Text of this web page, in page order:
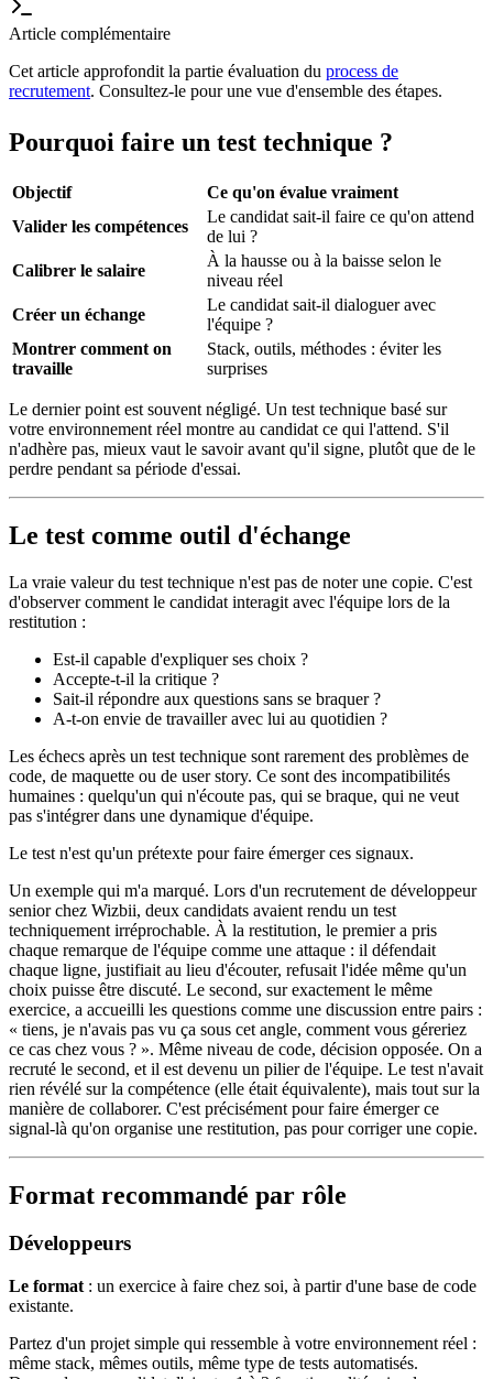
Article complémentaire
Cet article approfondit la partie évaluation du process de
recrutement. Consultez-le pour une vue d'ensemble des étapes.
Pourquoi faire un test technique ?
Objectif
Ce qu'on évalue vraiment
Valider les compétences
Le candidat sait-il faire ce qu'on attend
de lui ?
Calibrer le salaire
À la hausse ou à la baisse selon le
niveau réel
Créer un échange
Le candidat sait-il dialoguer avec
l'équipe ?
Montrer comment on
travaille
Stack, outils, méthodes : éviter les
surprises
Le dernier point est souvent négligé. Un test technique basé sur
votre environnement réel montre au candidat ce qui l'attend. S'il
n'adhère pas, mieux vaut le savoir avant qu'il signe, plutôt que de le
perdre pendant sa période d'essai.
Le test comme outil d'échange
La vraie valeur du test technique n'est pas de noter une copie. C'est
d'observer comment le candidat interagit avec l'équipe lors de la
restitution :
Est-il capable d'expliquer ses choix ?
Accepte-t-il la critique ?
Sait-il répondre aux questions sans se braquer ?
A-t-on envie de travailler avec lui au quotidien ?
Les échecs après un test technique sont rarement des problèmes de
code, de maquette ou de user story. Ce sont des incompatibilités
humaines : quelqu'un qui n'écoute pas, qui se braque, qui ne veut
pas s'intégrer dans une dynamique d'équipe.
Le test n'est qu'un prétexte pour faire émerger ces signaux.
Un exemple qui m'a marqué. Lors d'un recrutement de développeur
senior chez Wizbii, deux candidats avaient rendu un test
techniquement irréprochable. À la restitution, le premier a pris
chaque remarque de l'équipe comme une attaque : il défendait
chaque ligne, justifiait au lieu d'écouter, refusait l'idée même qu'un
choix puisse être discuté. Le second, sur exactement le même
exercice, a accueilli les questions comme une discussion entre pairs :
« tiens, je n'avais pas vu ça sous cet angle, comment vous géreriez
ce cas chez vous ? ». Même niveau de code, décision opposée. On a
recruté le second, et il est devenu un pilier de l'équipe. Le test n'avait
rien révélé sur la compétence (elle était équivalente), mais tout sur la
manière de collaborer. C'est précisément pour faire émerger ce
signal-là qu'on organise une restitution, pas pour corriger une copie.
Format recommandé par rôle
Développeurs
Le format : un exercice à faire chez soi, à partir d'une base de code
existante.
Partez d'un projet simple qui ressemble à votre environnement réel :
même stack, mêmes outils, même type de tests automatisés.